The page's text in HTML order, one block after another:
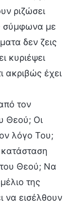
ριζώσει
σύμφωνα με
δεν ζεις
κυριέψει
ακριβώς έχει
τον
Θεού; Οι
λόγο Του;
κατάσταση
Θεού; Να
της
να εισέλθουν